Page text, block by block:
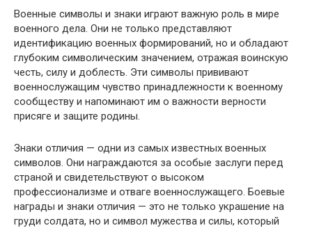
Военные символы и знаки играют важную роль в мире
военного дела. Они не только представляют
идентификацию военных формирований, но и обладают
глубоким символическим значением, отражая воинскую
честь, силу и доблесть. Эти символы прививают
военнослужащим чувство принадлежности к военному
сообществу и напоминают им о важности верности
присяге и защите родины.
Знаки отличия — одни из самых известных военных
символов. Они награждаются за особые заслуги перед
страной и свидетельствуют о высоком
профессионализме и отваге военнослужащего. Боевые
награды и знаки отличия — это не только украшение на
груди солдата, но и символ мужества и силы, который